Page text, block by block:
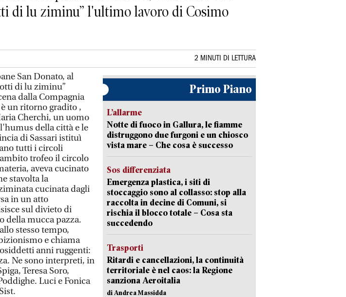
di lu ziminu” l'ultimo lavoro di Cosimo
2 MINUTI DI LETTURA
San Donato, al
di lu ziminu”
dalla Compagnia
un ritorno gradito ,
Cherchi, un uomo
della città e le
di Sassari istituì
tutti i circoli
trofeo il circolo
aveva cucinato
stavolta la
cucinata dagli
in un atto
sul divieto di
della mucca pazza.
stesso tempo,
e chiama
anni ruggenti:
Ne sono interpreti, in
Teresa Soro,
Luci e Fonica
Primo Piano
L’allarme
Notte di fuoco in Gallura, le fiamme
distruggono due furgoni e un chiosco
vista mare – Che cosa è successo
Sos differenziata
Emergenza plastica, i siti di
stoccaggio sono al collasso: stop alla
raccolta in decine di Comuni, si
rischia il blocco totale – Cosa sta
succedendo
Trasporti
Ritardi e cancellazioni, la continuità
territoriale è nel caos: la Regione
sanziona Aeroitalia
di Andrea Massidda